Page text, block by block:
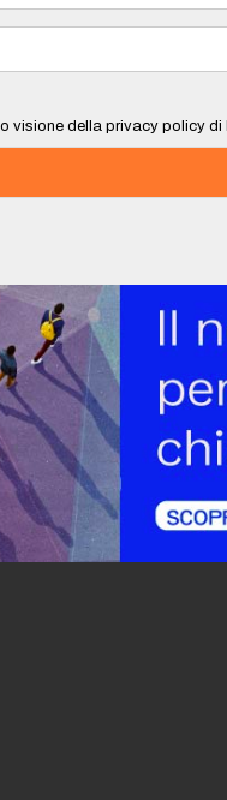
visione della privacy policy